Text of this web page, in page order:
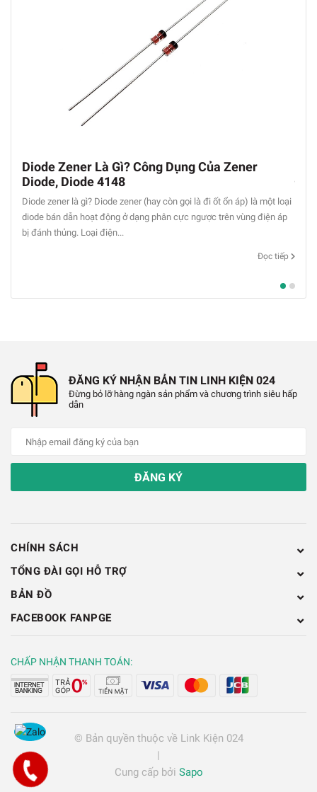
Diode Zener Là Gì? Công Dụng Của Zener
Diode, Diode 4148
Diode zener là gì? Diode zener (hay còn gọi là đi ốt ổn áp) là một loại
diode bán dẫn hoạt động ở dạng phân cực ngược trên vùng điện áp
bị đánh thủng. Loại điện...
Đọc tiếp
ĐĂNG KÝ NHẬN BẢN TIN LINH KIỆN 024
Đừng bỏ lỡ hàng ngàn sản phẩm và chương trình siêu hấp
dẫn
ĐĂNG KÝ
CHÍNH SÁCH
TỔNG ĐÀI GỌI HỖ TRỢ
BẢN ĐỒ
FACEBOOK FANPGE
CHẤP NHẬN THANH TOÁN:
© Bản quyền thuộc về Link Kiện 024
|
Cung cấp bởi Sapo